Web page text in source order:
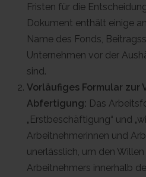
Fristen für die
Dokument enthält einige
Name des Fonds,
Unternehmen vor der
sind.
Vorläufiges Formular zur
Abfertigung: Das
„Erstbeschäftigung“ und
Arbeitnehmerinnen und
unerlässlich, um den
Arbeitnehmers innerhalb